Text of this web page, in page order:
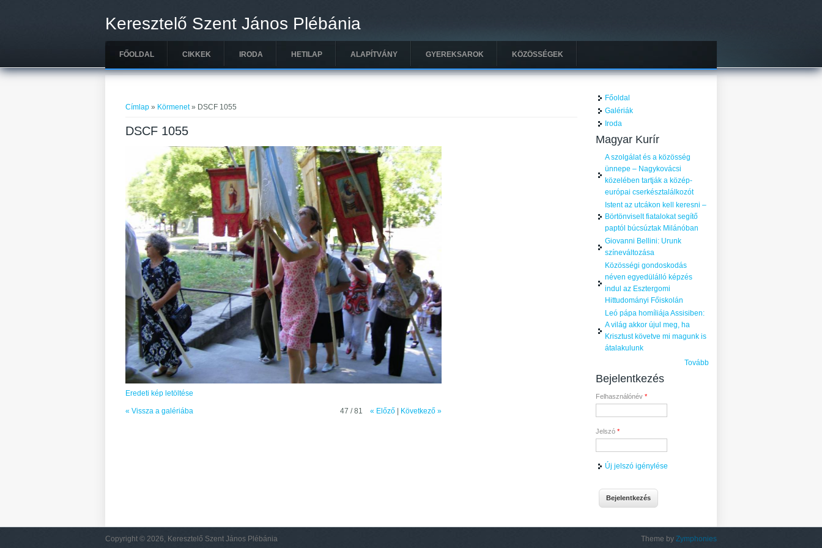
Keresztelő Szent János Plébánia
FŐOLDAL CIKKEK IRODA HETILAP ALAPÍTVÁNY GYEREKSAROK KÖZÖSSÉGEK
Címlap » Körmenet» DSCF 1055
DSCF 1055
Eredeti kép letöltése
« Vissza a galériába 47 / 81 « Előző Következő »
Főoldal
Galériák
Iroda
Magyar Kurír
A szolgálat és a közösség
ünnepe – Nagykovácsi
közelében tartják a közép-
európai cserkésztalálkozót
Istent az utcákon kell keresni –
Börtönviselt fiatalokat segítő
paptól búcsúztak Milánóban
Giovanni Bellini: Urunk
színeváltozása
Közösségi gondoskodás
néven egyedülálló képzés
indul az Esztergomi
Hittudományi Főiskolán
Leó pápa homíliája Assisiben:
A világ akkor újul meg, ha
Krisztust követve mi magunk is
átalakulunk
Tovább
Bejelentkezés
Felhasználónév *
Jelszó *
Új jelszó igénylése
Copyright © 2026, Keresztelő Szent János Plébánia Theme by Zymphonies